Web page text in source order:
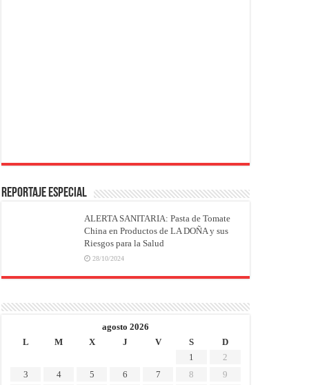
REPORTAJE ESPECIAL
ALERTA SANITARIA: Pasta de Tomate
China en Productos de LA DOÑA y sus
Riesgos para la Salud
28/10/2024
agosto 2026
L
M X J V S
D
1
2
3
4 5 6 7 8
9